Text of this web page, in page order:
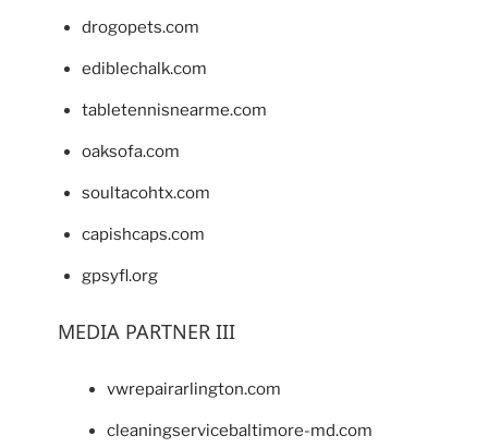
drogopets.com
ediblechalk.com
tabletennisnearme.com
oaksofa.com
soultacohtx.com
capishcaps.com
gpsyfl.org
MEDIA PARTNER III
vwrepairarlington.com
cleaningservicebaltimore-md.com